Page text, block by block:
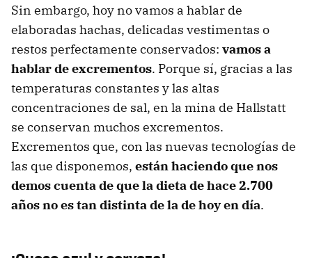
Sin embargo, hoy no vamos a hablar de
elaboradas hachas, delicadas vestimentas o
restos perfectamente conservados: vamos a
hablar de excrementos. Porque sí, gracias a las
temperaturas constantes y las altas
concentraciones de sal, en la mina de Hallstatt
se conservan muchos excrementos.
Excrementos que, con las nuevas tecnologías de
las que disponemos, están haciendo que nos
demos cuenta de que la dieta de hace 2.700
años no es tan distinta de la de hoy en día.